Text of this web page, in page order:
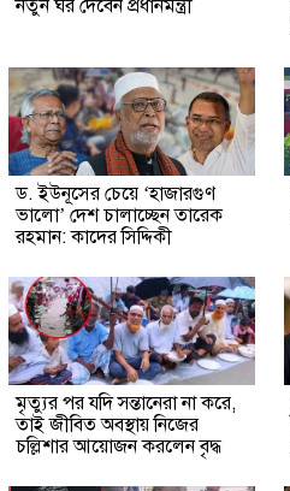
নতুন ঘর দেবেন প্রধানমন্ত্রী
ড. ইউনূসের চেয়ে ‘হাজারগুণ
ভালো’ দেশ চালাচ্ছেন তারেক
রহমান: কাদের সিদ্দিকী
মৃত্যুর পর যদি সন্তানেরা না করে,
তাই জীবিত অবস্থায় নিজের
চল্লিশার আয়োজন করলেন বৃদ্ধ